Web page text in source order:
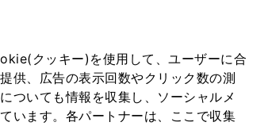
クッキー)を使用して、ユーザーに合
供、広告の表示回数やクリック数の測
ついても情報を収集し、ソーシャルメ
います。各パートナーは、ここで収集